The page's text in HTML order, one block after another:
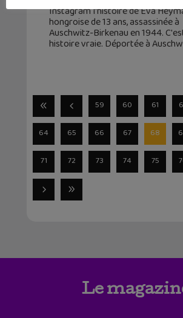
Instagram l'histoire de Eva
hongroise de 13 ans, assassinée à
Auschwitz-Birkenau en 1944.
histoire vraie. Déportée à
59 60 61
64 65 66 67 68
71 72 73 74 75
Le